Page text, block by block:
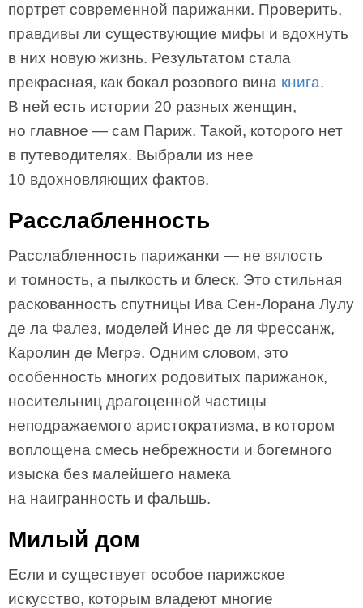
портрет современной парижанки. Проверить,
правдивы ли существующие мифы и вдохнуть
в них новую жизнь. Результатом стала
прекрасная, как бокал розового вина книга.
В ней есть истории 20 разных женщин,
но главное — сам Париж. Такой, которого нет
в путеводителях. Выбрали из нее
10 вдохновляющих фактов.
Расслабленность
Расслабленность парижанки — не вялость
и томность, а пылкость и блеск. Это стильная
раскованность спутницы Ива Сен-Лорана Лулу
де ла Фалез, моделей Инес де ля Фрессанж,
Каролин де Мегрэ. Одним словом, это
особенность многих родовитых парижанок,
носительниц драгоценной частицы
неподражаемого аристократизма, в котором
воплощена смесь небрежности и богемного
изыска без малейшего намека
на наигранность и фальшь.
Милый дом
Если и существует особое парижское
искусство, которым владеют многие